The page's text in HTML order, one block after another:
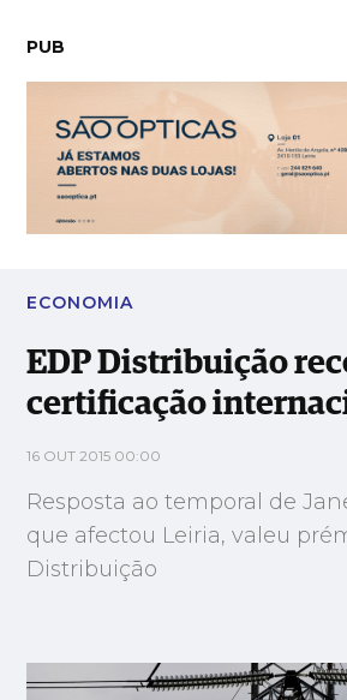
PUB
EDP Distribuição recebe certificação
ECONOMIA
EDP Distribuição
certificação
16 OUT 2015 00:00
Resposta ao temporal de
que afectou Leiria, valeu
Distribuição